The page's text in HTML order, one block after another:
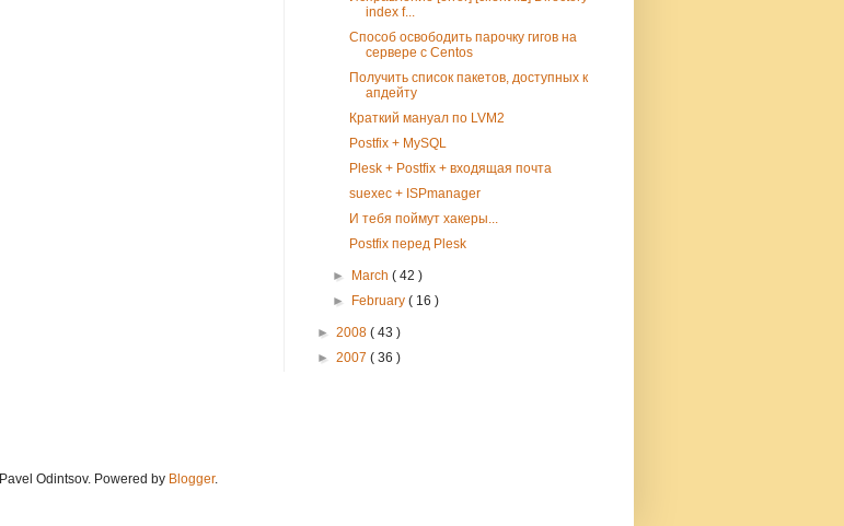
index f...
Способ освободить парочку гигов на
сервере с Centos
Получить список пакетов, доступных к
апдейту
Краткий мануал по LVM2
Postfix + MySQL
Plesk + Postfix + входящая почта
suexec + ISPmanager
И тебя поймут хакеры...
Postfix перед Plesk
► March( 42 )
►
February( 16 )
► 2008 ( 43 )
► 2007 ( 36 )
Pavel Odintsov. Powered by Blogger.